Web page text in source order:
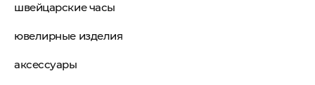
швейцарские часы
ювелирные изделия
аксессуары